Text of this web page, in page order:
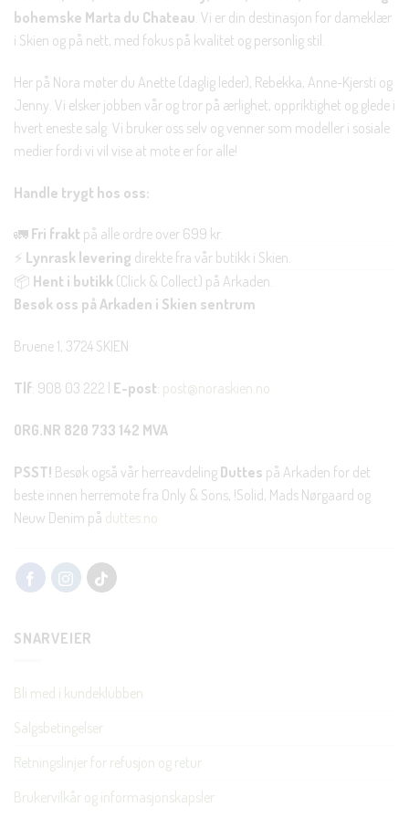
bohemske Marta du Chateau . Vi er din destinasjon for dameklær
i Skien og på nett, med fokus på kvalitet og personlig stil.
Her på Nora møter du Anette (daglig leder), Rebekka, Anne-Kjersti og
Jenny. Vi elsker jobben vår og tror på ærlighet, oppriktighet og glede i
hvert eneste salg. Vi bruker oss selv og venner som modeller i sosiale
medier fordi vi vil vise at mote er for alle!
Handle trygt hos oss:
🚛 Fri frakt på alle ordre over 699 kr.
⚡ Lynrask levering direkte fra vår butikk i Skien.
📦 Hent i butikk (Click & Collect) på Arkaden.
Besøk oss på Arkaden i Skien sentrum
Bruene 1, 3724 SKIEN
Tlf: 908 03 222 | E-post: post@noraskien.no
ORG.NR 820 733 142 MVA
PSST! Besøk også vår herreavdeling Duttes på Arkaden for det
beste innen herremote fra Only & Sons, !Solid, Mads Nørgaard og
Neuw Denim på duttes.no
SNARVEIER
Bli med i kundeklubben
Salgsbetingelser
Retningslinjer for refusjon og retur
Brukervilkår og informasjonskapsler